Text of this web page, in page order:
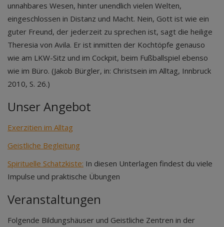
unnahbares Wesen, hinter unendlich vielen Welten,
eingeschlossen in Distanz und Macht. Nein, Gott ist wie ein
guter Freund, der jederzeit zu sprechen ist, sagt die heilige
Theresia von Avila. Er ist inmitten der Kochtöpfe genauso
wie am LKW-Sitz und im Cockpit, beim Fußballspiel ebenso
wie im Büro. (Jakob Bürgler, in: Christsein im Alltag, Innbruck
2010, S. 26.)
Unser Angebot
Exerzitien im Alltag
Geistliche Begleitung
Spirituelle Schatzkiste: In diesen Unterlagen findest du viele
Impulse und praktische Übungen
Veranstaltungen
Folgende Bildungshäuser und Geistliche Zentren in der